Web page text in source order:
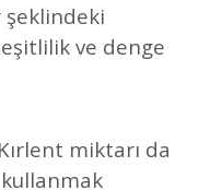
ve denge
miktarı da